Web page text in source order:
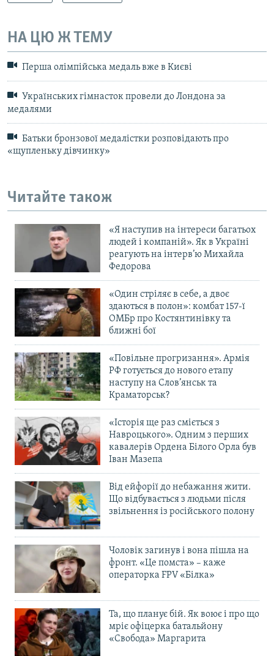
НА ЦЮ Ж ТЕМУ
Перша олімпійська медаль вже в Києві
Українських гімнасток провели до Лондона за
медалями
Батьки бронзової медалістки розповідають про
«щупленьку дівчинку»
Читайте також
«Я наступив на інтереси багатьох
людей і компаній». Як в Україні
реагують на інтерв’ю Михайла
Федорова
«Один стріляє в себе, а двоє
здаються в полон»: комбат 157-ї
ОМБр про Костянтинівку та
ближні бої
«Повільне прогризання». Армія
РФ готується до нового етапу
наступу на Слов’янськ та
Краматорськ?
«Історія ще раз сміється з
Навроцького». Одним з перших
кавалерів Ордена Білого Орла був
Іван Мазепа
Від ейфорії до небажання жити.
Що відбувається з людьми після
звільнення із російського полону
Чоловік загинув і вона пішла на
фронт. «Це помста» – каже
операторка FPV «Білка»
Та, що планує бій. Як воює і про що
мріє офіцерка батальйону
«Свобода» Маргарита